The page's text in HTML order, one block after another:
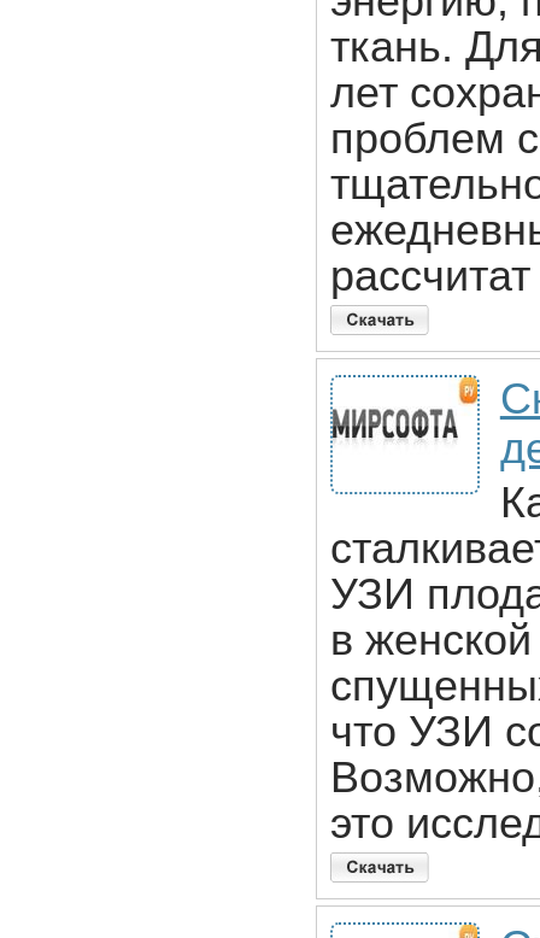
ткань.
лет
проблем
рассчитат
УЗИ
в
что УЗИ
это